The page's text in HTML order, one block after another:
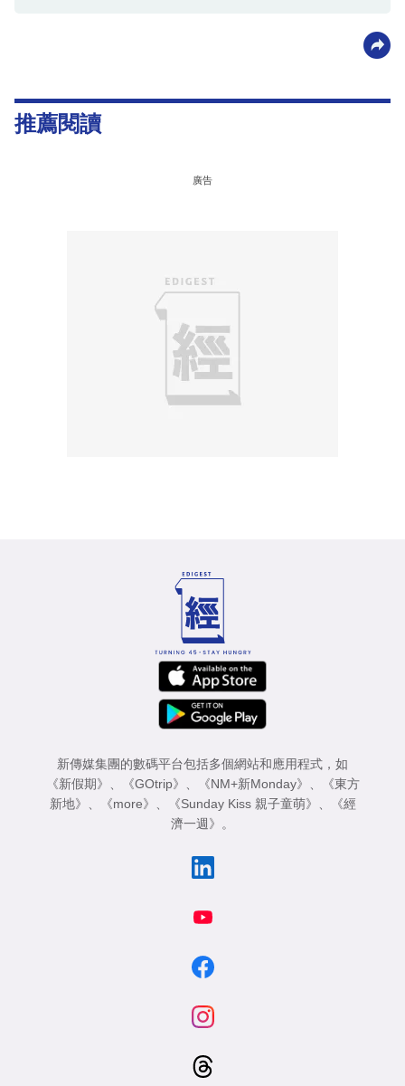
推薦閱讀
廣告
新傳媒集團的數碼平台包括多個網站和應用程式，如
《新假期》
《GOtrip》 《NM+新Monday》
《東方
新地》
《more》 《Sunday Kiss 親子童萌》
《經
濟一週》
。